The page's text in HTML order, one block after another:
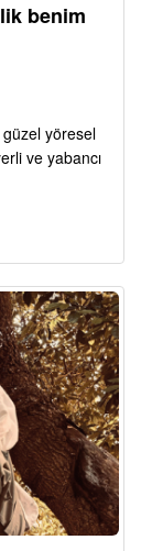
benim
yöresel
ve yabancı